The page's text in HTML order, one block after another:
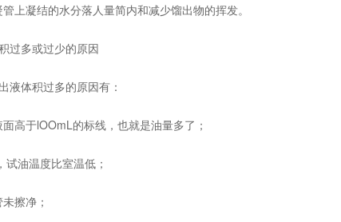
凝结的水分落人量简内和减少馏出物的挥发。
多或过少的原因
体积过多的原因有：
于lOOmL的标线，也就是油量多了；
温度比室温低；
擦净；